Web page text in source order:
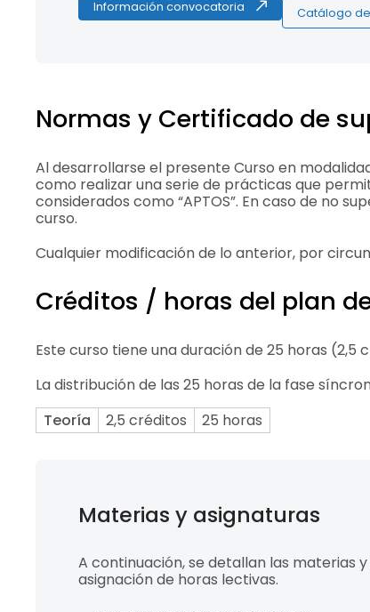
Información convocatoria Catálogo
Normas y Certificado de
Al desarrollarse el presente Curso en
como realizar una serie de prácticas que
considerados como “APTOS”. En caso de no
curso.
Cualquier modificación de lo anterior, por
Créditos / horas del plan
Este curso tiene una duración de 25 horas (2,5
La distribución de las 25 horas de la fase
Teoría
2,5 créditos 25 horas
Materias y asignaturas
A continuación, se detallan las materias
asignación de horas lectivas.